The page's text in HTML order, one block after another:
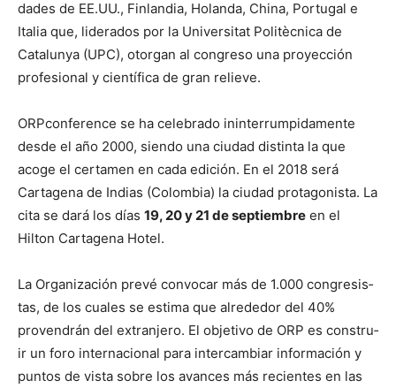
dades de EE.UU., Fin­lan­dia, Holan­da, Chi­na, Por­tu­gal e
Italia que, lid­er­a­dos por la Uni­ver­si­tat Politèc­ni­ca de
Catalun­ya (UPC), otor­gan al con­gre­so una proyec­ción
pro­fe­sion­al y cien­tí­fi­ca de gran relieve.
ORPcon­fer­ence se ha cel­e­bra­do inin­ter­rump­i­da­mente
des­de el año 2000, sien­do una ciu­dad dis­tin­ta la que
acoge el cer­ta­men en cada edi­ción. En el 2018 será
Carta­ge­na de Indias (Colom­bia) la ciu­dad pro­tag­o­nista. La
cita se dará los días 19, 20 y 21 de sep­tiem­bre en el
Hilton Carta­ge­na Hotel.
La Orga­ni­zación pre­vé con­vo­car más de 1.000 con­gre­sis­
tas, de los cuales se esti­ma que alrede­dor del 40%
proven­drán del extran­jero. El obje­ti­vo de ORP es con­stru­
ir un foro inter­na­cional para inter­cam­biar infor­ma­ción y
pun­tos de vista sobre los avances más recientes en las